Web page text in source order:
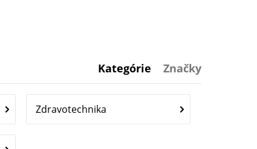
Kategórie Značky
Zdravotechnika